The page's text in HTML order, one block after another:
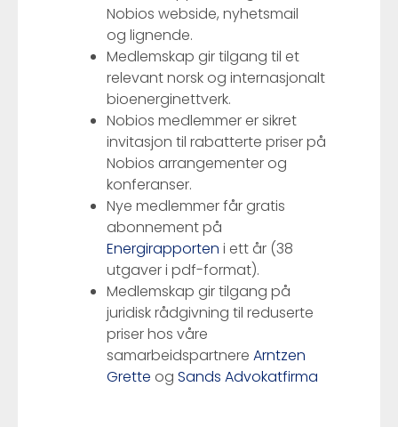
Nobios webside, nyhetsmail
og lignende.
Medlemskap gir tilgang til et
relevant norsk og internasjonalt
bioenerginettverk.
Nobios medlemmer er sikret
invitasjon til rabatterte priser på
Nobios arrangementer og
konferanser.
Nye medlemmer får gratis
abonnement på
Energirapporten i ett år (38
utgaver i pdf-format).
Medlemskap gir tilgang på
juridisk rådgivning til reduserte
priser hos våre
samarbeidspartnere Arntzen
Grette og Sands Advokatfirma